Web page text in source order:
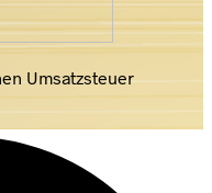
Umsatzsteuer